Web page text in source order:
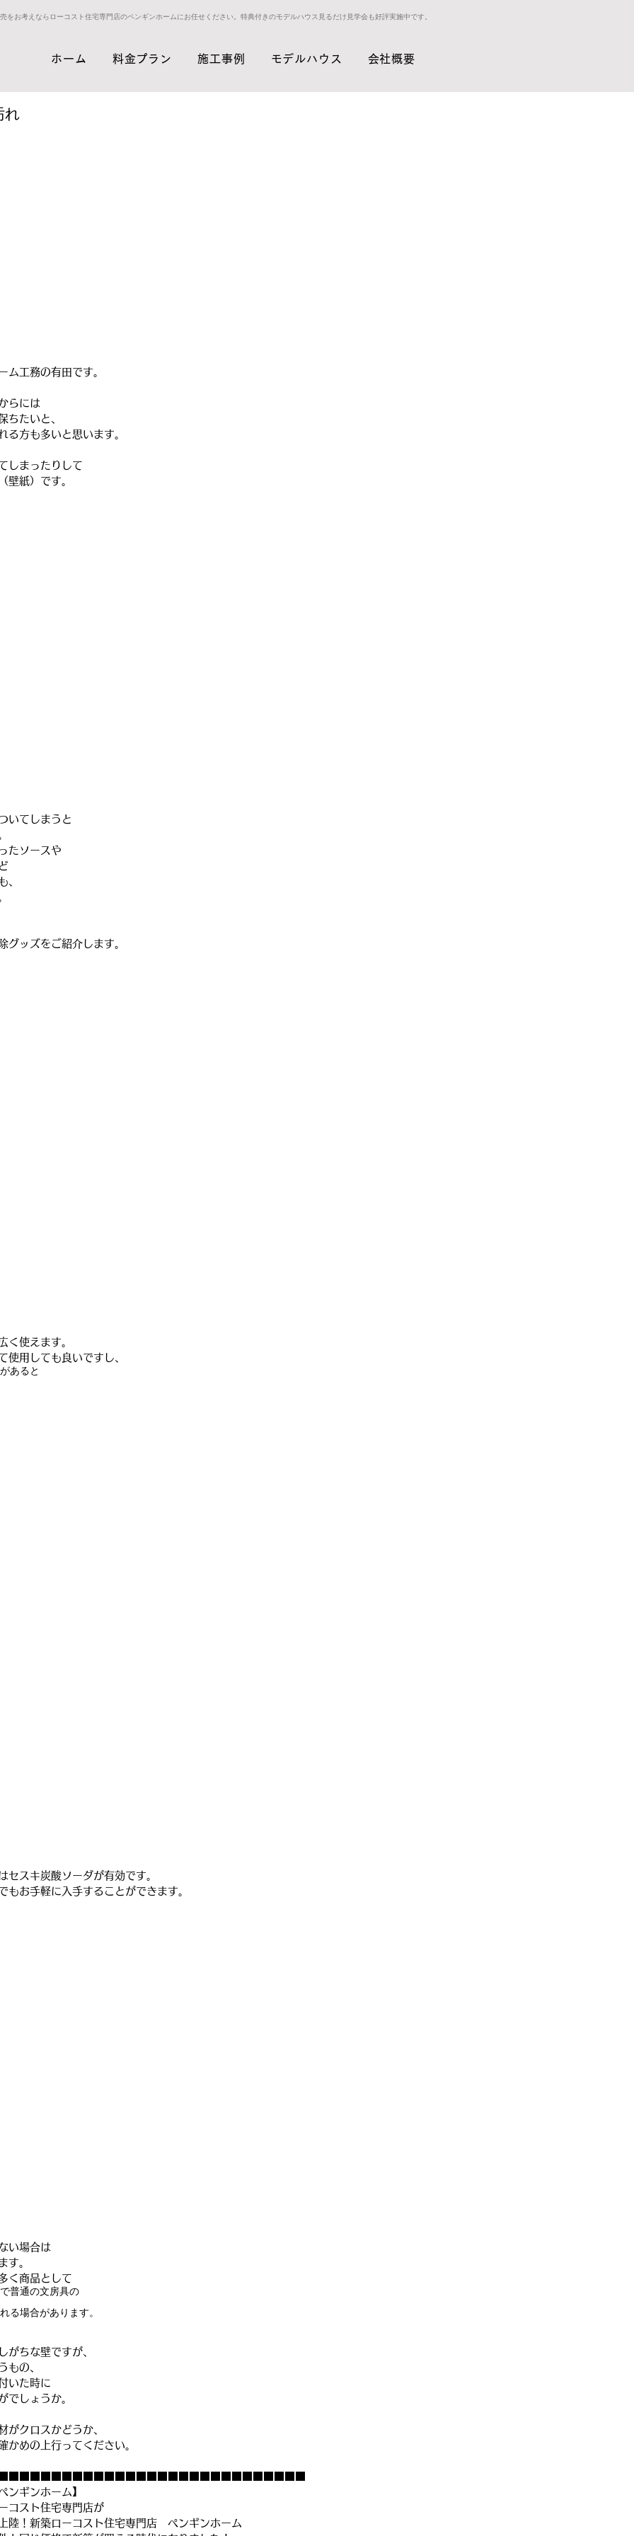
お考えならローコスト住宅専門店のペンギンホームにお任せください。特典付きのモデルハウス見るだけ見学会も好評実施中です。
ホーム 料金プラン 施工事例 モデルハウス 会社概要
れ
ム工務の有田です。
らには
ちたいと、
る方も多いと思います。
しまったりして
壁紙）です。
いてしまうと
たソースや
、
グッズをご紹介します。
く使えます。
使用しても良いですし、
あると
セスキ炭酸ソーダが有効です。
お手軽に入手することができます。
い場合は
す。
く商品として
普通の文房具の
る場合があります。
がちな壁ですが、
もの、
いた時に
でしょうか。
がクロスかどうか、
かめの上行ってください。
ンギンホーム】
コスト住宅専門店が
陸！新築ローコスト住宅専門店　ペンギンホーム